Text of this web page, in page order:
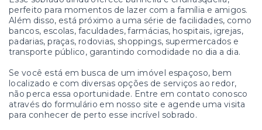
perfeito para momentos de lazer com a família e amigos.
Além disso, está próximo a uma série de facilidades, como
bancos, escolas, faculdades, farmácias, hospitais, igrejas,
padarias, praças, rodovias, shoppings, supermercados e
transporte público, garantindo comodidade no dia a dia.
Se você está em busca de um imóvel espaçoso, bem
localizado e com diversas opções de serviços ao redor,
não perca essa oportunidade. Entre em contato conosco
através do formulário em nosso site e agende uma visita
para conhecer de perto esse incrível sobrado.